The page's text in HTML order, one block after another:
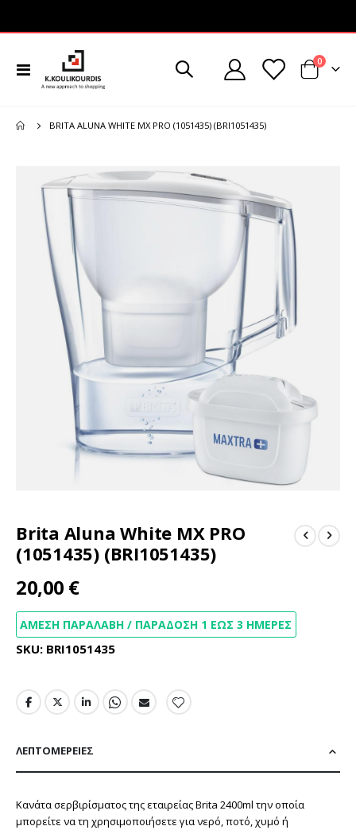
Εναλλαγή
Πλοήγησης
Cart
0
BRITA ALUNA WHITE MX PRO (1051435) (BRI1051435)
συλλογής
εικόνων
στην
αρχή
της
συλλογής
εικόνων
Brita Aluna White MX PRO
(1051435) (BRI1051435)
20,00 €
ΆΜΕΣΗ ΠΑΡΑΛΑΒΉ / ΠΑΡΆΔΟΣΗ 1 ΈΩΣ 3 ΗΜΈΡΕΣ
SKU BRI1051435
ΛΕΠΤΟΜΈΡΕΙΕΣ
Κανάτα σερβιρίσματος της εταιρείας Brita 2400ml την οποία
μπορείτε να τη χρησιμοποιήσετε για νερό, ποτό, χυμό ή